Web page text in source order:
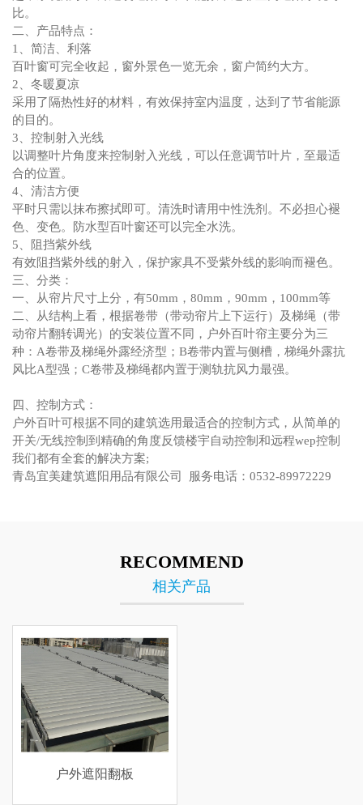
比。
二、产品特点：
1、简洁、利落
百叶窗可完全收起，窗外景色一览无余，窗户简约大方。
2、冬暖夏凉
采用了隔热性好的材料，有效保持室内温度，达到了节省能源
的目的。
3、控制射入光线
以调整叶片角度来控制射入光线，可以任意调节叶片，至最适
合的位置。
4、清洁方便
平时只需以抹布擦拭即可。清洗时请用中性洗剂。不必担心褪
色、变色。防水型百叶窗还可以完全水洗。
5、阻挡紫外线
有效阻挡紫外线的射入，保护家具不受紫外线的影响而褪色。
三、分类：
一、从帘片尺寸上分，有50mm，80mm，90mm，100mm等
二、从结构上看，根据卷带（带动帘片上下运行）及梯绳（带
动帘片翻转调光）的安装位置不同，户外百叶帘主要分为三
种：A卷带及梯绳外露经济型；B卷带内置与侧槽，梯绳外露抗
风比A型强；C卷带及梯绳都内置于测轨抗风力最强。
四、控制方式：
户外百叶可根据不同的建筑选用最适合的控制方式，从简单的
开关/无线控制到精确的角度反馈楼宇自动控制和远程wep控制
我们都有全套的解决方案;
青岛宜美建筑遮阳用品有限公司 服务电话：0532-89972229
RECOMMEND
相关产品
户外遮阳翻板